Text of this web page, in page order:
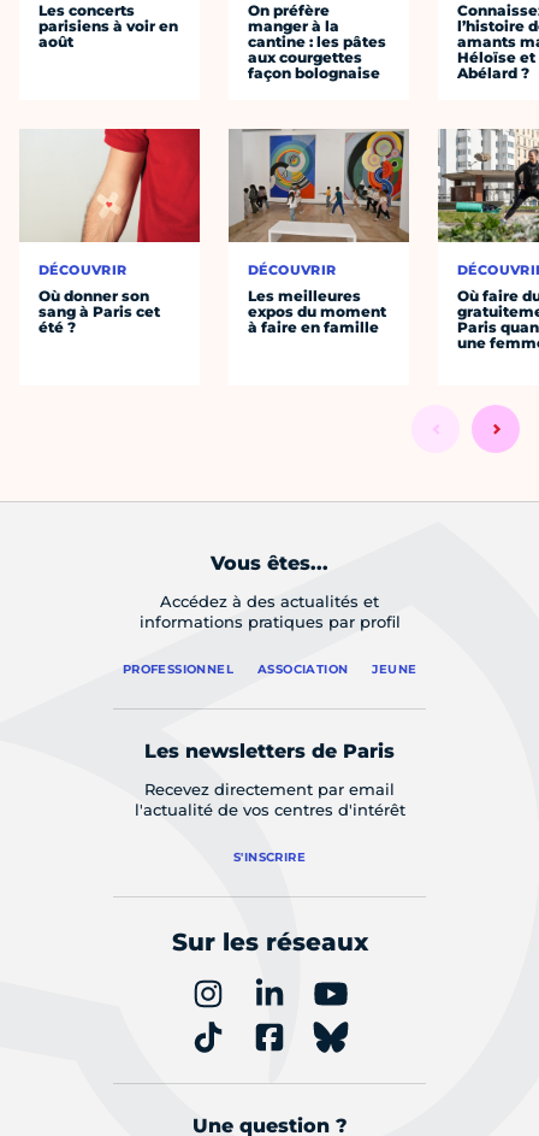
Les concerts
parisiens à voir en
août
DÉCOUVRIR
Où donner son
sang à Paris cet
été ?
On préfère
manger à la
cantine : les pâtes
aux courgettes
façon bolognaise
DÉCOUVRIR
Les meilleures
expos du moment
à faire en famille
l’histoire
amants
Héloïse et
Abélard ?
Où faire
Paris
une
Vous êtes...
Accédez à des actualités et
informations pratiques par profil
PROFESSIONNEL ASSOCIATION JEUNE
Les newsletters de Paris
Recevez directement par email
l'actualité de vos centres d'intérêt
S'INSCRIRE
Sur les réseaux
Une question ?